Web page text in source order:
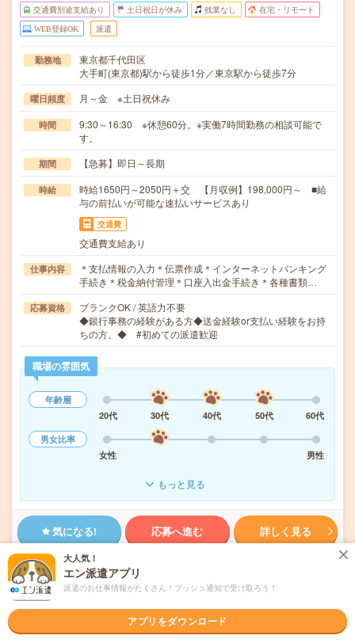
交通費別途支給あり 土日祝日が休み 残業なし 在宅・リモート
WEB登録OK 派遣
勤務地
東京都千代田区
大手町(東京都)駅から徒歩1分／東京駅から徒歩7分
曜日頻度 月～金 ※土日祝休み
時間
9:30～16:30 ※休憩60分。※実働7時間勤務の相談可能で
す。
期間 【急募】即日～長期
時給
時給1650円～2050円＋交 【月収例】198,000円～ ■給
与の前払いが可能な速払いサービスあり
交通費
交通費支給あり
仕事内容
＊支払情報の入力＊伝票作成＊インターネットバンキング
手続き＊税金納付管理＊口座入出金手続き＊各種書類…
応募資格
ブランクOK / 英語力不要
◆銀行事務の経験がある方◆送金経験or支払い経験をお持
ちの方。◆ #初めての派遣歓迎
職場の雰囲気
年齢層
20代
30代 40代 50代
60代
男女比率
女性
男性
もっと見る
気になる! 応募へ進む 詳しく見る
派遣会社
未読
大人気！
エン派遣アプリ
派遣のお仕事情報がたくさん！プッシュ通知で受け取ろう！
アプリをダウンロード